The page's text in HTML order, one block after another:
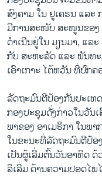
ສົງຄາມ ໃນ ຢູເຄຣນ ແລະ
ມີການສະໜັບ ສະໜູນຂອງ
ດຳເນີນຢູ່ໃນ ມຽນມາ, ແລ
ກັບ ສະຫະລັດ ແລະ ພັນທະ
ເອົາເກາະ ໄຕ້ຫວັນ ທີ່ປົກ
ລັດຖະມົນຕີປ້ອງກັນປະເທ
ກອງປະຊຸມດັ່ງກ່າວໃນວັນ
ພາຂອງ ອາເມຣິກາ ໃນພ
ໃນຂະນະທີ່ລັດຖະມົນຕີປ້ອ
ເປັນຜູ້ເລີ່ມຕົ້ນວັນອາທິດ ດ້
ລິເລີ່ມ ດ້ານຄວາມປອດໄ